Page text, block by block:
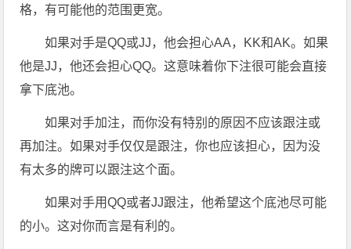
格，有可能他的范围更宽。
如果对手是QQ或JJ，他会担心AA，KK和AK。如果
他是JJ，他还会担心QQ。这意味着你下注很可能会直接
拿下底池。
如果对手加注，而你没有特别的原因不应该跟注或
再加注。如果对手仅仅是跟注，你也应该担心，因为没
有太多的牌可以跟注这个面。
如果对手用QQ或者JJ跟注，他希望这个底池尽可能
的小。这对你而言是有利的。